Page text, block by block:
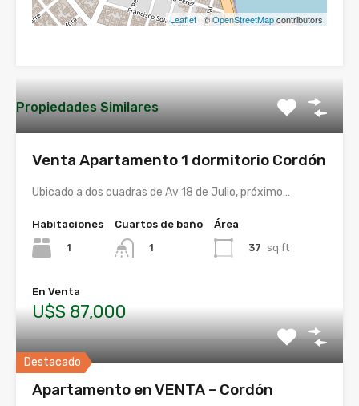
Leaflet | ©OpenStreetMapcontributors
Propiedades Similares
Venta Apartamento 1 dormitorio Cordón
Ubicado a dos cuadras de Av 18 de Julio, próximo…
Habitaciones
1
Cuartos de baño
1
Área
37 sq ft
En Venta
U$S 87,000
Destacado
Apartamento en VENTA – Cordón